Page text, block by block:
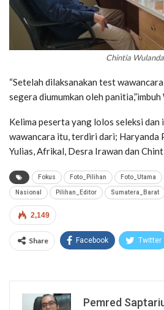
Chintia
“Setelah dilaksanakan test
segera diumumkan oleh
Kelima peserta yang lolos seleksi
wawancara itu, terdiri dari; Haryanda
Yulias, Afrikal, Desra Irawan dan
Fokus Foto_Pilihan Foto_Utama
Nasional Pilihan_Editor Sumatera_Barat
2,149
Share Facebook Twitter
Pemred